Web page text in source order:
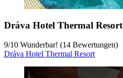
Dráva Hotel Thermal Resort
9/10 Wunderbar! (14 Bewertungen)
Dráva Hotel Thermal Resort